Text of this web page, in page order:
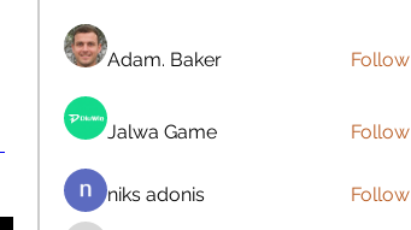
Adam. Baker Follow
Jalwa Game Follow
niks adonis Follow